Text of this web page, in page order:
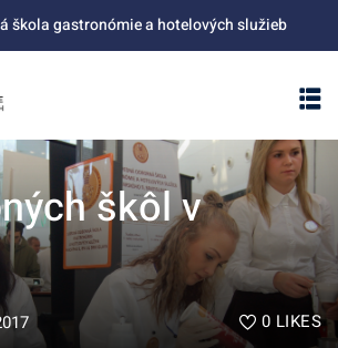
škola gastronómie a hotelových služieb
škôl v
0 LIKES